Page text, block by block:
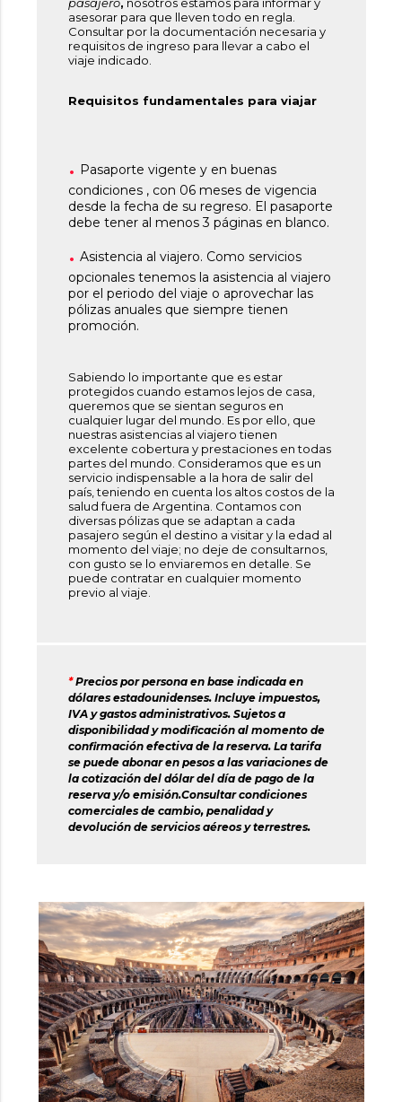
pasajero, nosotros estamos para informar y
asesorar para que lleven todo en regla.
Consultar por la documentación necesaria y
requisitos de ingreso para llevar a cabo el
viaje indicado.
Requisitos fundamentales para viajar
Pasaporte vigente y en buenas
condiciones , con 06 meses de vigencia
desde la fecha de su regreso. El pasaporte
debe tener al menos 3 páginas en blanco.
Asistencia al viajero. Como servicios
opcionales tenemos la asistencia al viajero
por el periodo del viaje o aprovechar las
pólizas anuales que siempre tienen
promoción.
Sabiendo lo importante que es estar
protegidos cuando estamos lejos de casa,
queremos que se sientan seguros en
cualquier lugar del mundo. Es por ello, que
nuestras asistencias al viajero tienen
excelente cobertura y prestaciones en todas
partes del mundo. Consideramos que es un
servicio indispensable a la hora de salir del
país, teniendo en cuenta los altos costos de la
salud fuera de Argentina. Contamos con
diversas pólizas que se adaptan a cada
pasajero según el destino a visitar y la edad al
momento del viaje; no deje de consultarnos,
con gusto se lo enviaremos en detalle. Se
puede contratar en cualquier momento
previo al viaje.
* Precios por persona en base indicada en
dólares estadounidenses. Incluye impuestos,
IVA y gastos administrativos. Sujetos a
disponibilidad y modificación al momento de
confirmación efectiva de la reserva. La tarifa
se puede abonar en pesos a las variaciones de
la cotización del dólar del día de pago de la
reserva y/o emisión.Consultar condiciones
comerciales de cambio, penalidad y
devolución de servicios aéreos y terrestres.